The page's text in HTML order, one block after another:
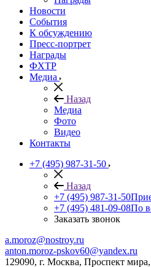
Новости
События
К обсуждению
Пресс-портрет
Награды
ФХТР
Медиа
Назад
Медиа
Фото
Видео
Контакты
+7 (495) 987-31-50
Назад
+7 (495) 987-31-50
+7 (495) 481-09-08По
Заказать звонок
a.moroz@nostroy.ru
anton.moroz-pskov60@yandex.ru
129090, г. Москва, Проспект